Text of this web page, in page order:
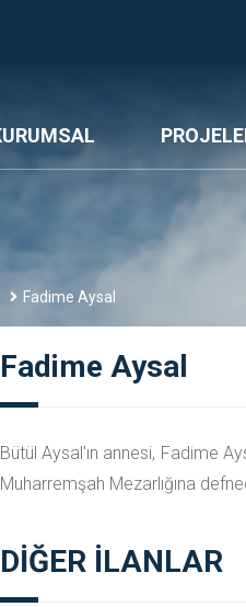
Fadime Aysal
Fadime Aysal
Bütül Aysal'ın annesi, Fadime
Muharremşah Mezarlığına
DİĞER İLANLAR